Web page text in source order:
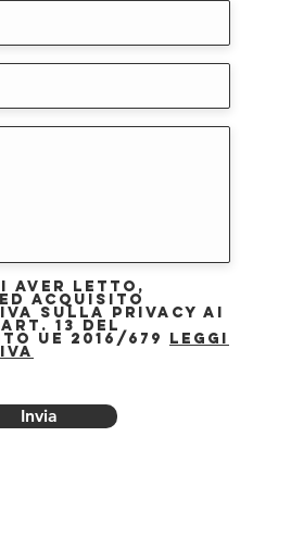
aver letto,
acquisito
sulla privacy ai
13 del
UE 2016/679 Leggi
Invia